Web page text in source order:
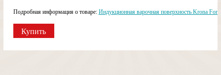
Подробная информация о товаре: Индукционная варочная поверхность Krona
Купить